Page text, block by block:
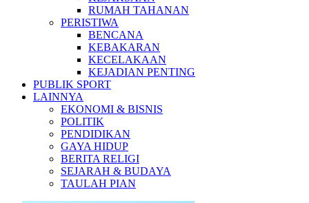
RUMAH TAHANAN
PERISTIWA
BENCANA
KEBAKARAN
KECELAKAAN
KEJADIAN PENTING
PUBLIK SPORT
LAINNYA
EKONOMI & BISNIS
POLITIK
PENDIDIKAN
GAYA HIDUP
BERITA RELIGI
SEJARAH & BUDAYA
TAULAH PIAN